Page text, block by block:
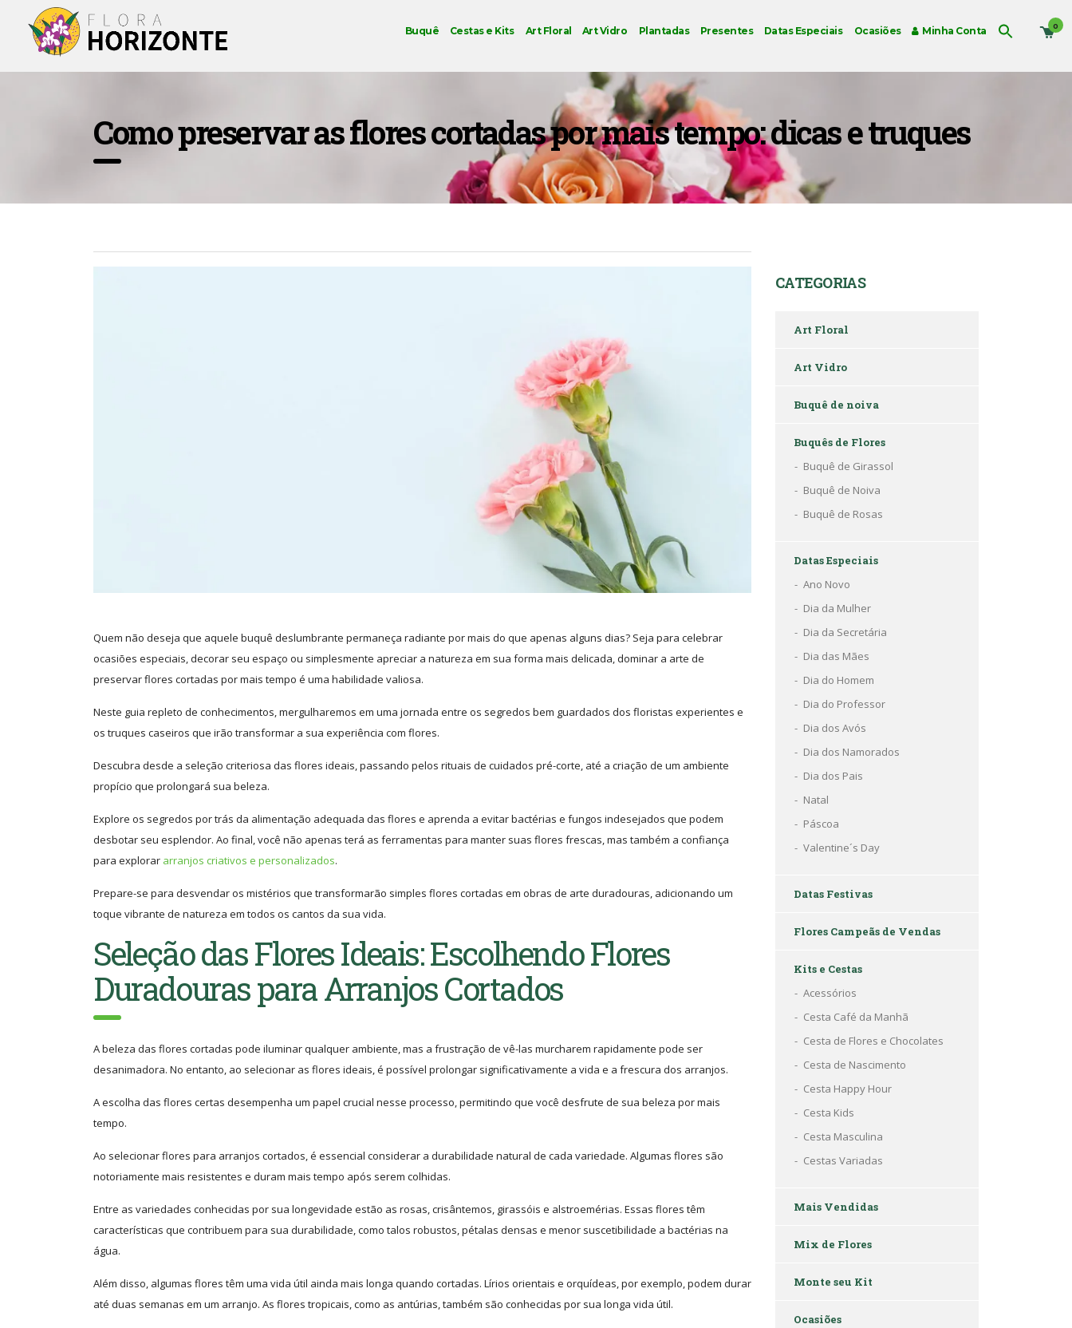
0
Buquê Cestas e Kits Art Floral Art Vidro Plantadas Presentes Datas Especiais Ocasiões Minha Conta
Como preservar as flores cortadas por mais tempo: dicas e truques
Quem não deseja que aquele buquê deslumbrante permaneça radiante por mais do que apenas alguns dias? Seja para celebrar
ocasiões especiais, decorar seu espaço ou simplesmente apreciar a natureza em sua forma mais delicada, dominar a arte de
preservar flores cortadas por mais tempo é uma habilidade valiosa.
Neste guia repleto de conhecimentos, mergulharemos em uma jornada entre os segredos bem guardados dos floristas experientes e
os truques caseiros que irão transformar a sua experiência com flores.
Descubra desde a seleção criteriosa das flores ideais, passando pelos rituais de cuidados pré-corte, até a criação de um ambiente
propício que prolongará sua beleza.
Explore os segredos por trás da alimentação adequada das flores e aprenda a evitar bactérias e fungos indesejados que podem
desbotar seu esplendor. Ao final, você não apenas terá as ferramentas para manter suas flores frescas, mas também a confiança
para explorar arranjos criativos e personalizados.
Prepare-se para desvendar os mistérios que transformarão simples flores cortadas em obras de arte duradouras, adicionando um
toque vibrante de natureza em todos os cantos da sua vida.
Seleção das Flores Ideais: Escolhendo Flores
Duradouras para Arranjos Cortados
A beleza das flores cortadas pode iluminar qualquer ambiente, mas a frustração de vê-las murcharem rapidamente pode ser
desanimadora. No entanto, ao selecionar as flores ideais, é possível prolongar significativamente a vida e a frescura dos arranjos.
A escolha das flores certas desempenha um papel crucial nesse processo, permitindo que você desfrute de sua beleza por mais
tempo.
Ao selecionar flores para arranjos cortados, é essencial considerar a durabilidade natural de cada variedade. Algumas flores são
notoriamente mais resistentes e duram mais tempo após serem colhidas.
Entre as variedades conhecidas por sua longevidade estão as rosas, crisântemos, girassóis e alstroemérias. Essas flores têm
características que contribuem para sua durabilidade, como talos robustos, pétalas densas e menor suscetibilidade a bactérias na
água.
Além disso, algumas flores têm uma vida útil ainda mais longa quando cortadas. Lírios orientais e orquídeas, por exemplo, podem durar
até duas semanas em um arranjo. As flores tropicais, como as antúrias, também são conhecidas por sua longa vida útil.
CATEGORIAS
Art Floral
Art Vidro
Buquê de noiva
Buquês de Flores
Buquê de Girassol
Buquê de Noiva
Buquê de Rosas
Datas Especiais
Ano Novo
Dia da Mulher
Dia da Secretária
Dia das Mães
Dia do Homem
Dia do Professor
Dia dos Avós
Dia dos Namorados
Dia dos Pais
Natal
Páscoa
Valentine´s Day
Datas Festivas
Flores Campeãs de Vendas
Kits e Cestas
Acessórios
Cesta Café da Manhã
Cesta de Flores e Chocolates
Cesta de Nascimento
Cesta Happy Hour
Cesta Kids
Cesta Masculina
Cestas Variadas
Mais Vendidas
Mix de Flores
Monte seu Kit
Ocasiões